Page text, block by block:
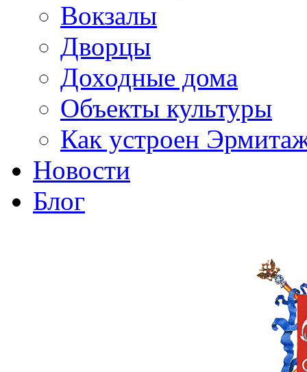
Вокзалы
Дворцы
Доходные дома
Объекты культуры
Как устроен
Новости
Блог